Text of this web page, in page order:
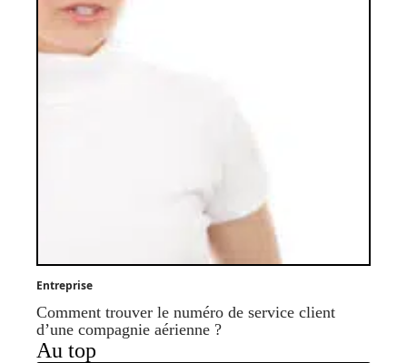
Entreprise
Comment trouver le numéro de service client
d’une compagnie aérienne ?
Au top